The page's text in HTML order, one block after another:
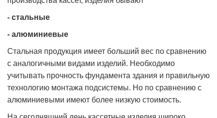
- стальные
- алюминиевые
Стальная продукция имеет больший вес по сравнению
с аналогичными видами изделий. Необходимо
учитывать прочность фундамента здания и правильную
технологию монтажа подсистемы. Но по сравнению с
алюминиевыми имеют более низкую стоимость.